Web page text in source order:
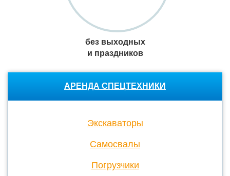
без выходных
и праздников
АРЕНДА СПЕЦТЕХНИКИ
Экскаваторы
Cамосвалы
Погрузчики